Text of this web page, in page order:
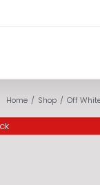
Home Shop Off